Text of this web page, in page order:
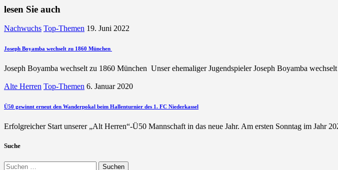
lesen Sie auch
Nachwuchs Top-Themen 19. Juni 2022
Joseph Boyamba wechselt zu 1860 München
Joseph Boyamba wechselt zu 1860 München Unser ehemaliger Jugendspieler Joseph Boyamba
Alte Herren Top-Themen 6. Januar 2020
Ü50 gewinnt erneut den Wanderpokal beim Hallenturnier des 1. FC Niederkassel
Erfolgreicher Start unserer „Alt Herren“-Ü50 Mannschaft in das neue Jahr. Am ersten Sonntag im Jahr
Suche
Suchen